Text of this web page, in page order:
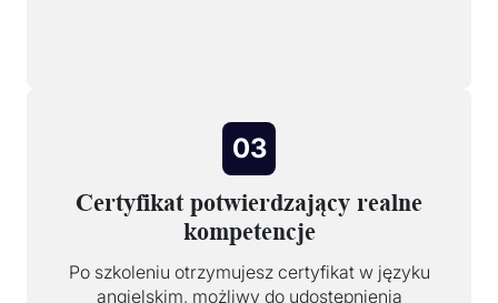
03
Certyfikat potwierdzający realne
kompetencje
Po szkoleniu otrzymujesz certyfikat w języku
angielskim, możliwy do udostępnienia